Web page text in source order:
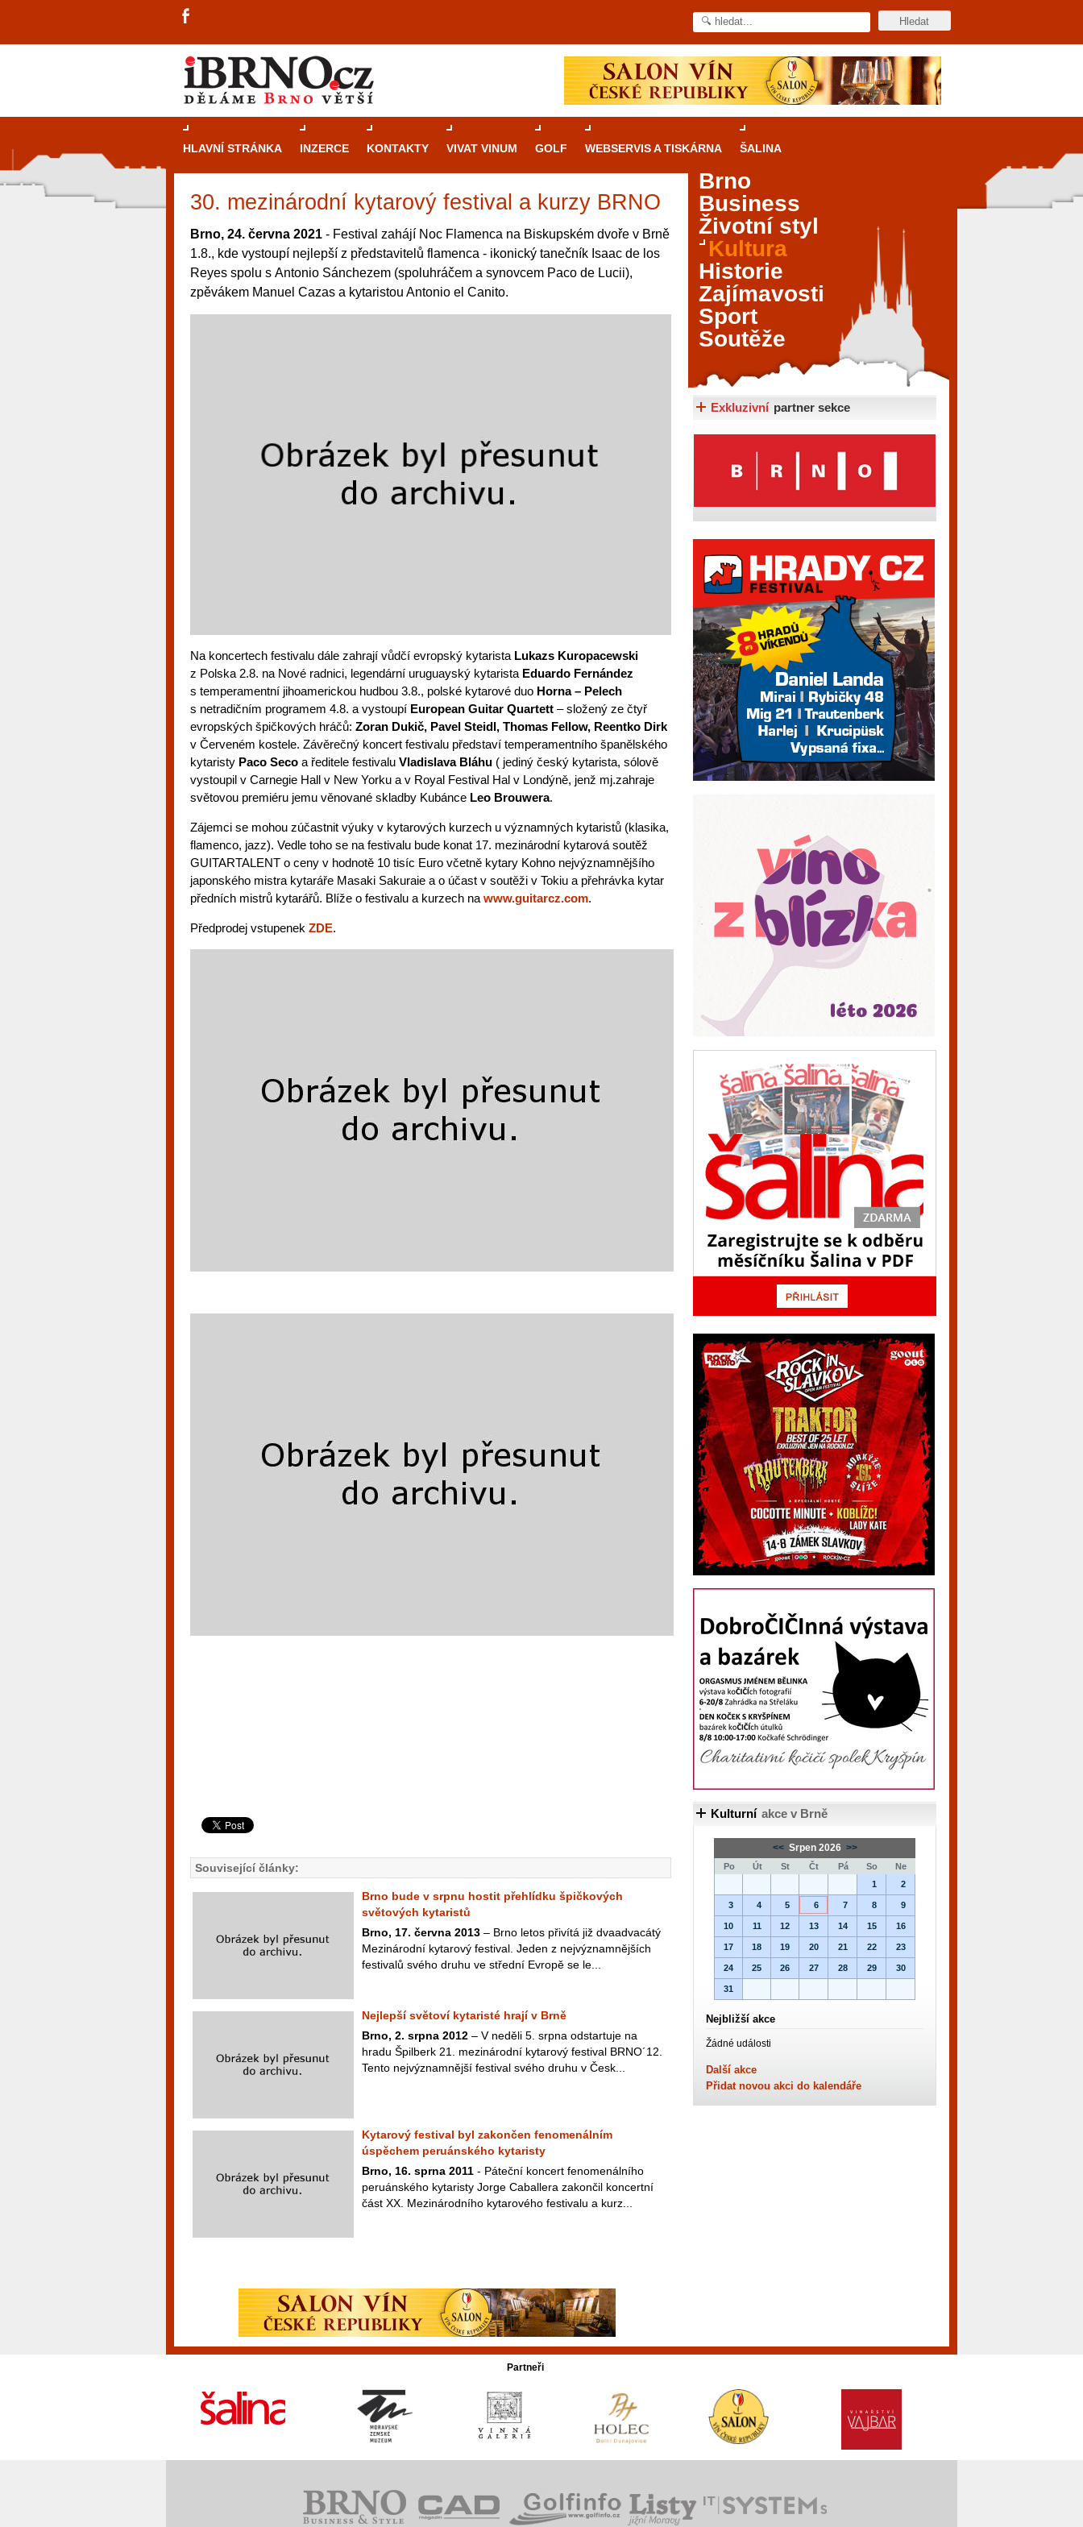
HLAVNÍ STRÁNKA INZERCE KONTAKTY VIVAT VINUM GOLF WEBSERVIS A TISKÁRNA ŠALINA
30. mezinárodní kytarový festival a kurzy BRNO
Brno, 24. června 2021 - Festival zahájí Noc Flamenca na Biskupském dvoře v Brně
1.8., kde vystoupí nejlepší z představitelů flamenca - ikonický tanečník Isaac de los
Reyes spolu s Antonio Sánchezem (spoluhráčem a synovcem Paco de Lucii),
zpěvákem Manuel Cazas a kytaristou Antonio el Canito.
Na koncertech festivalu dále zahrají vůdčí evropský kytarista Lukazs Kuropacewski
z Polska 2.8. na Nové radnici, legendární uruguayský kytarista Eduardo Fernández
s temperamentní jihoamerickou hudbou 3.8., polské kytarové duo Horna – Pelech
s netradičním programem 4.8. a vystoupí European Guitar Quartett – složený ze čtyř
evropských špičkových hráčů: Zoran Dukič, Pavel Steidl, Thomas Fellow, Reentko Dirk
v Červeném kostele. Závěrečný koncert festivalu představí temperamentního španělského
kytaristy Paco Seco a ředitele festivalu Vladislava Bláhu ( jediný český kytarista, sólově
vystoupil v Carnegie Hall v New Yorku a v Royal Festival Hal v Londýně, jenž mj.zahraje
světovou premiéru jemu věnované skladby Kubánce Leo Brouwera.
Zájemci se mohou zúčastnit výuky v kytarových kurzech u významných kytaristů (klasika,
flamenco, jazz). Vedle toho se na festivalu bude konat 17. mezinárodní kytarová soutěž
GUITARTALENT o ceny v hodnotě 10 tisíc Euro včetně kytary Kohno nejvýznamnějšího
japonského mistra kytaráře Masaki Sakuraie a o účast v soutěži v Tokiu a přehrávka kytar
předních mistrů kytarářů. Blíže o festivalu a kurzech na www.guitarcz.com.
Předprodej vstupenek ZDE.
Související články:
Brno bude v srpnu hostit přehlídku špičkových
světových kytaristů
Brno, 17. června 2013 – Brno letos přivítá již dvaadvacátý
Mezinárodní kytarový festival. Jeden z nejvýznamnějších
festivalů svého druhu ve střední Evropě se le...
Nejlepší světoví kytaristé hrají v Brně
Brno, 2. srpna 2012 – V neděli 5. srpna odstartuje na
hradu Špilberk 21. mezinárodní kytarový festival BRNO´12.
Tento nejvýznamnější festival svého druhu v Česk...
Kytarový festival byl zakončen fenomenálním
úspěchem peruánského kytaristy
Brno, 16. sprna 2011 - Páteční koncert fenomenálního
peruánského kytaristy Jorge Caballera zakončil koncertní
část XX. Mezinárodního kytarového festivalu a kurz...
Průvodcekasinovými hrami v Brně: Od
rulety po video automaty
Brno je městem známým pro zajímavé památky, skvělé
restaurace, divadla a univerzity. Mimo jiné je ale také
místem, kde si můžete legálně a bezpečně vyzkoušet
Brno
Business
Životní styl
Kultura
Historie
Zajímavosti
Sport
Soutěže
Exkluzivní partner sekce
Kulturní akce v Brně
<< Srpen 2026 >>
Po Út St Čt Pá So
Ne
1
2
3 4 5 6 7 8 9
10 11 12 13 14 15 16
17 18 19 20 21 22 23
24 25 26 27 28 29 30
31
Nejbližší akce
Žádné události
Další akce
Přidat novou akci do kalendáře
Partneři